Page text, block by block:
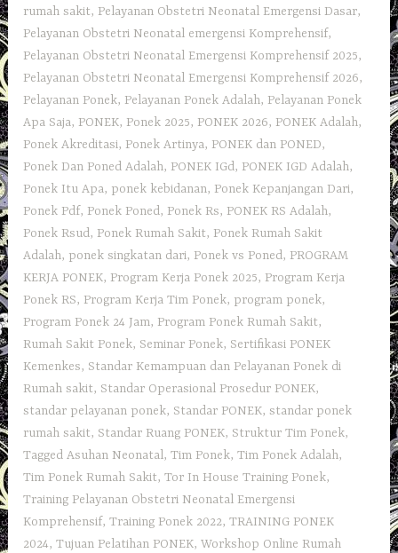
rumah sakit, Pelayanan Obstetri Neonatal Emergensi Dasar,
Pelayanan Obstetri Neonatal emergensi Komprehensif,
Pelayanan Obstetri Neonatal Emergensi Komprehensif 2025,
Pelayanan Obstetri Neonatal Emergensi Komprehensif 2026,
Pelayanan Ponek, Pelayanan Ponek Adalah, Pelayanan Ponek
Apa Saja, PONEK, Ponek 2025, PONEK 2026, PONEK Adalah,
Ponek Akreditasi, Ponek Artinya, PONEK dan PONED,
Ponek Dan Poned Adalah, PONEK IGd, PONEK IGD Adalah,
Ponek Itu Apa, ponek kebidanan, Ponek Kepanjangan Dari,
Ponek Pdf, Ponek Poned, Ponek Rs, PONEK RS Adalah,
Ponek Rsud, Ponek Rumah Sakit, Ponek Rumah Sakit
Adalah, ponek singkatan dari, Ponek vs Poned, PROGRAM
KERJA PONEK, Program Kerja Ponek 2025, Program Kerja
Ponek RS, Program Kerja Tim Ponek, program ponek,
Program Ponek 24 Jam, Program Ponek Rumah Sakit,
Rumah Sakit Ponek, Seminar Ponek, Sertifikasi PONEK
Kemenkes, Standar Kemampuan dan Pelayanan Ponek di
Rumah sakit, Standar Operasional Prosedur PONEK,
standar pelayanan ponek, Standar PONEK,standar ponek
rumah sakit, Standar Ruang PONEK, Struktur Tim Ponek,
Tagged Asuhan Neonatal,Tim Ponek,Tim Ponek Adalah,
Tim Ponek Rumah Sakit,Tor In House Training Ponek,
Training Pelayanan Obstetri Neonatal Emergensi
Komprehensif,Training Ponek 2022,TRAINING PONEK
2024,Tujuan Pelatihan PONEK,Workshop Online Rumah